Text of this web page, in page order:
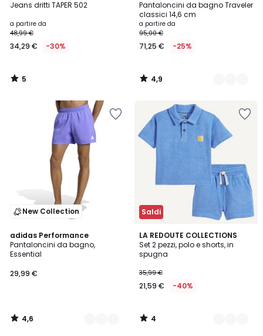
Jeans dritti TAPER 502
a partire da
48,99 €
34,29 € -30%
/
5
/
Pantaloncini da bagno Traveler
classici 14,6 cm
a partire da
95,00 €
71,25 € -25%
/ 5
Colori
4,9
/
New Collection
adidas Performance
Pantaloncini da bagno,
Essential
29,99 €
4,6
/ 5
2
Colori
4,6
/
Saldi
LA REDOUTE COLLECTIONS
Set 2 pezzi, polo e shorts, in
spugna
35,99 €
21,59 € -40%
4
/
5
2
Colori
4
/